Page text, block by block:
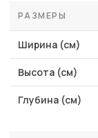
РАЗМЕРЫ
Ширина (см)
Высота (см)
Глубина (см)